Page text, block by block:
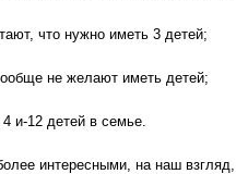
что нужно иметь 3 детей;
не желают иметь детей;
4 и-12 детей в семье.
интересными, на наш